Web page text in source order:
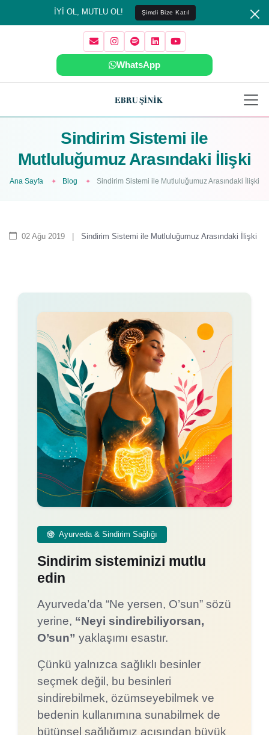
İYİ OL, MUTLU OL! Şimdi Bize Katıl
WhatsApp
Sindirim Sistemi ile
Mutluluğumuz Arasındaki İlişki
Ana Sayfa Blog Sindirim Sistemi ile Mutluluğumuz Arasındaki İlişki
02 Ağu 2019 Sindirim Sistemi ile Mutluluğumuz Arasındaki İlişki
Ayurveda & Sindirim Sağlığı
Sindirim sisteminizi mutlu
edin
Ayurveda’da “Ne yersen, O’sun” sözü
yerine, “Neyi sindirebiliyorsan,
O’sun” yaklaşımı esastır.
Çünkü yalnızca sağlıklı besinler
seçmek değil, bu besinleri
sindirebilmek, özümseyebilmek ve
bedenin kullanımına sunabilmek de
bütünsel sağlığımız açısından büyük